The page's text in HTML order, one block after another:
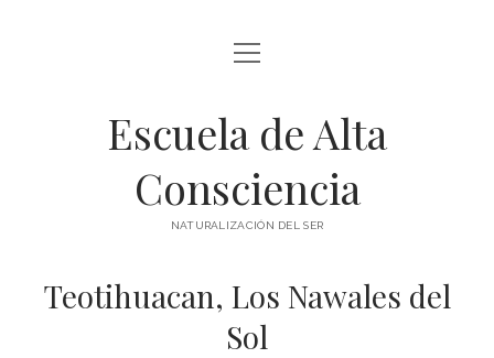
BLOG Y ARTÍCULOS
whatsapp
abrir
menú
Escuela de Alta
Consciencia
NATURALIZACIÓN DEL SER
Teotihuacan, Los Nawales del
Sol